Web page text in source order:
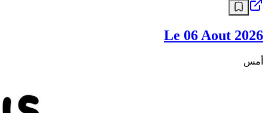
Le 06 Aout 2026
أمس